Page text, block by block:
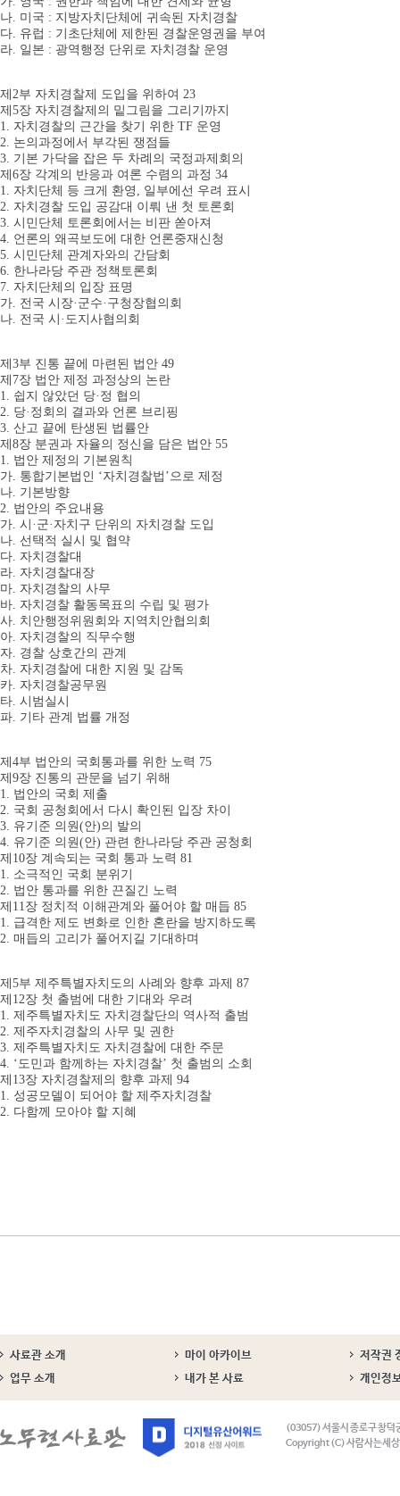
나. 미국 : 지방자치단체에 귀속된 자치경찰
다. 유럽 : 기초단체에 제한된 경찰운영권을 부여
라. 일본 : 광역행정 단위로 자치경찰 운영
제2부 자치경찰제 도입을 위하여 23
제5장 자치경찰제의 밑그림을 그리기까지
1. 자치경찰의 근간을 찾기 위한 TF 운영
2. 논의과정에서 부각된 쟁점들
3. 기본 가닥을 잡은 두 차례의 국정과제회의
제6장 각계의 반응과 여론 수렴의 과정 34
1. 자치단체 등 크게 환영, 일부에선 우려 표시
2. 자치경찰 도입 공감대 이뤄 낸 첫 토론회
3. 시민단체 토론회에서는 비판 쏟아져
4. 언론의 왜곡보도에 대한 언론중재신청
5. 시민단체 관계자와의 간담회
6. 한나라당 주관 정책토론회
7. 자치단체의 입장 표명
가. 전국 시장·군수·구청장협의회
나. 전국 시·도지사협의회
제3부 진통 끝에 마련된 법안 49
제7장 법안 제정 과정상의 논란
1. 쉽지 않았던 당·정 협의
2. 당·정회의 결과와 언론 브리핑
3. 산고 끝에 탄생된 법률안
제8장 분권과 자율의 정신을 담은 법안 55
1. 법안 제정의 기본원칙
가. 통합기본법인 ‘자치경찰법’으로 제정
나. 기본방향
2. 법안의 주요내용
가. 시·군·자치구 단위의 자치경찰 도입
나. 선택적 실시 및 협약
다. 자치경찰대
라. 자치경찰대장
마. 자치경찰의 사무
바. 자치경찰 활동목표의 수립 및 평가
사. 치안행정위원회와 지역치안협의회
아. 자치경찰의 직무수행
자. 경찰 상호간의 관계
차. 자치경찰에 대한 지원 및 감독
카. 자치경찰공무원
타. 시범실시
파. 기타 관계 법률 개정
제4부 법안의 국회통과를 위한 노력 75
제9장 진통의 관문을 넘기 위해
1. 법안의 국회 제출
2. 국회 공청회에서 다시 확인된 입장 차이
3. 유기준 의원(안)의 발의
4. 유기준 의원(안) 관련 한나라당 주관 공청회
제10장 계속되는 국회 통과 노력 81
1. 소극적인 국회 분위기
2. 법안 통과를 위한 끈질긴 노력
제11장 정치적 이해관계와 풀어야 할 매듭 85
1. 급격한 제도 변화로 인한 혼란을 방지하도록
2. 매듭의 고리가 풀어지길 기대하며
제5부 제주특별자치도의 사례와 향후 과제 87
제12장 첫 출범에 대한 기대와 우려
1. 제주특별자치도 자치경찰단의 역사적 출범
2. 제주자치경찰의 사무 및 권한
3. 제주특별자치도 자치경찰에 대한 주문
4. ‘도민과 함께하는 자치경찰’ 첫 출범의 소회
제13장 자치경찰제의 향후 과제 94
1. 성공모델이 되어야 할 제주자치경찰
2. 다함께 모아야 할 지혜
사료관 소개 마이 아카이브
저작권
업무 소개
내가 본 사료 개인정
(03057) 서울시 종로구 창덕
Copyright (C) 사람사는세